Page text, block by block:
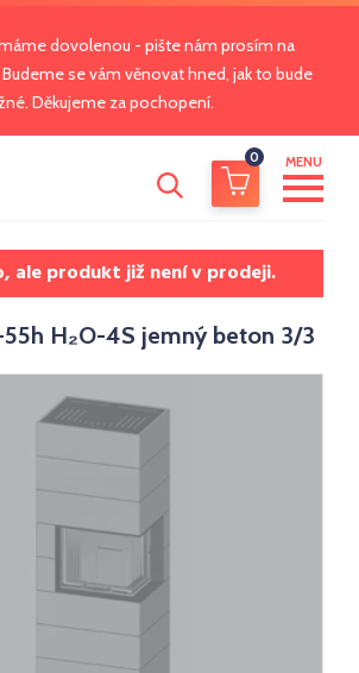
dovolenou - pište nám prosím na
Budeme se vám věnovat hned, jak to bude
Děkujeme za pochopení.
0 MENU
ale produkt již není v prodeji.
55h H₂O-4S jemný beton 3/3